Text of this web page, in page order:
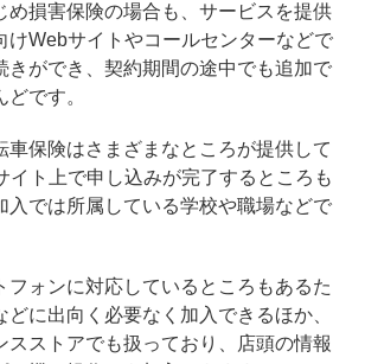
め損害保険の場合も、サービスを提供
けWebサイトやコールセンターなどで
きができ、契約期間の途中でも追加で
です。
車保険はさまざまなところが提供して
イト上で申し込みが完了するところも
入では所属している学校や職場などで
フォンに対応しているところもあるた
に出向く必要なく加入できるほか、
スストアでも扱っており、店頭の情報